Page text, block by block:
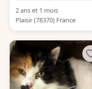
2 ans et 1 mois
Plaisir (78370) France